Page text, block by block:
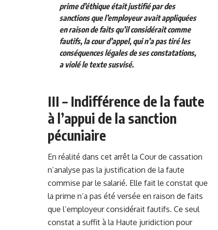
prime d’éthique était justifié par des
sanctions que l’employeur avait appliquées
en raison de faits qu’il considérait comme
fautifs, la cour d’appel, qui n’a pas tiré les
conséquences légales de ses constatations,
a violé le texte susvisé.
III – Indifférence de la faute
à l’appui de la sanction
pécuniaire
En réalité dans cet arrêt la Cour de cassation
n’analyse pas la justification de la faute
commise par le salarié. Elle fait le constat que
la prime n’a pas été versée en raison de faits
que l’employeur considérait fautifs. Ce seul
constat a suffit à la Haute juridiction pour